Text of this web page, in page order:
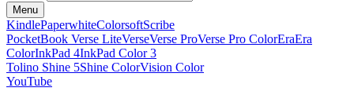
Menu
KindlePaperwhiteColorsoftScribe
PocketBook Verse LiteVerseVerse ProVerse Pro ColorEraEra
ColorInkPad 4InkPad Color 3
Tolino Shine 5Shine ColorVision Color
YouTube